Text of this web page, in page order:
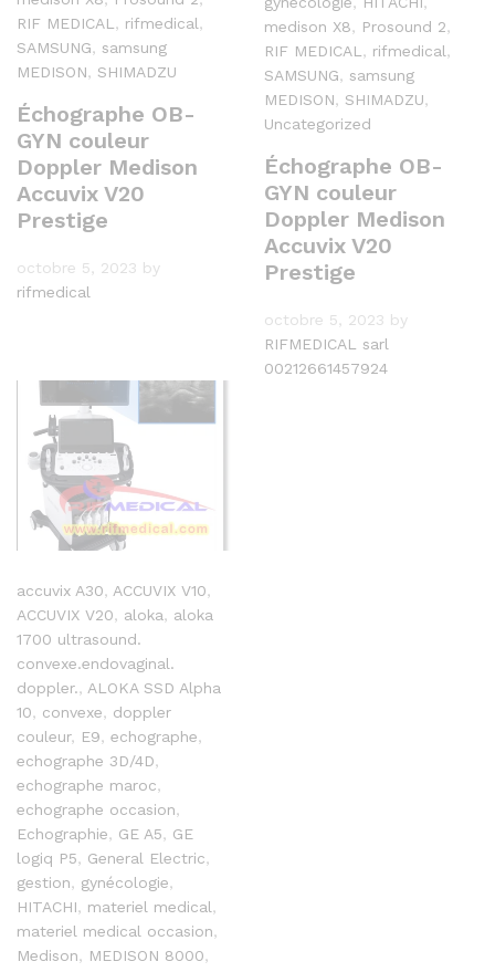
RIF MEDICAL , rifmedical,
SAMSUNG, samsung
MEDISON, SHIMADZU
Échographe OB-
GYN couleur
Doppler Medison
Accuvix V20
Prestige
octobre 5, 2023 by
rifmedical
medison X8, Prosound 2,
RIF MEDICAL, rifmedical,
SAMSUNG, samsung
MEDISON, SHIMADZU,
Uncategorized
Échographe OB-
GYN couleur
Doppler Medison
Accuvix V20
Prestige
octobre 5, 2023 by
RIFMEDICAL sarl
00212661457924
accuvix A30, ACCUVIX V10,
ACCUVIX V20, aloka, aloka
1700 ultrasound.
convexe.endovaginal.
doppler., ALOKA SSD Alpha
10, convexe, doppler
couleur, E9, echographe,
echographe 3D/4D,
echographe maroc,
echographe occasion,
Echographie, GE A5, GE
logiq P5, General Electric,
gestion, gynécologie,
HITACHI, materiel medical,
materiel medical occasion,
Medison, MEDISON 8000,